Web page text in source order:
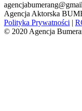
Agencja Aktorska
Polityka Prywatności |
© 2020 Agencja